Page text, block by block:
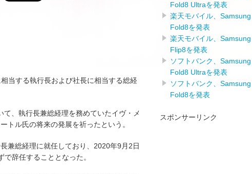
当する執行長および社長に相当する総経
、執行長兼総経理を務めていたイヴ・メ
トル氏の将来の発展を祈ったという。
兼総経理に就任しており、2020年9月2日
辞任することとなった。
Fold8 Ultraを発表
楽天モバイル、
Fold8を発表
楽天モバイル、
Flip8を発表
ソフトバンク、
Fold8 Ultraを発表
ソフトバンク、
Fold8を発表
スポンサーリンク